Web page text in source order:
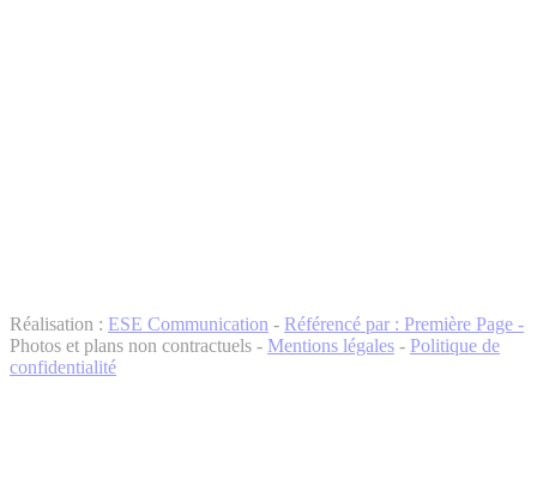
Réalisation : ESE Communication - Référencé par : Première Page -
Photos et plans non contractuels - Mentions légales - Politique de
confidentialité